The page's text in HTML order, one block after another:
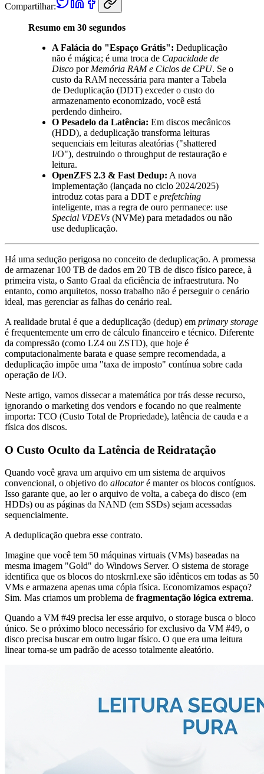
Compartilhar:
Resumo em 30 segundos
A Falácia do "Espaço Grátis": Deduplicação
não é mágica; é uma troca de Capacidade de
Disco por Memória RAM e Ciclos de CPU. Se o
custo da RAM necessária para manter a Tabela
de Deduplicação (DDT) exceder o custo do
armazenamento economizado, você está
perdendo dinheiro.
O Pesadelo da Latência: Em discos mecânicos
(HDD), a deduplicação transforma leituras
sequenciais em leituras aleatórias ("shattered
I/O"), destruindo o throughput de restauração e
leitura.
OpenZFS 2.3 & Fast Dedup: A nova
implementação (lançada no ciclo 2024/2025)
introduz cotas para a DDT e prefetching
inteligente, mas a regra de ouro permanece: use
Special VDEVs (NVMe) para metadados ou não
use deduplicação.
Há uma sedução perigosa no conceito de deduplicação. A promessa
de armazenar 100 TB de dados em 20 TB de disco físico parece, à
primeira vista, o Santo Graal da eficiência de infraestrutura. No
entanto, como arquitetos, nosso trabalho não é perseguir o cenário
ideal, mas gerenciar as falhas do cenário real.
A realidade brutal é que a deduplicação (dedup) em primary storage
é frequentemente um erro de cálculo financeiro e técnico. Diferente
da compressão (como LZ4 ou ZSTD), que hoje é
computacionalmente barata e quase sempre recomendada, a
deduplicação impõe uma "taxa de imposto" contínua sobre cada
operação de I/O.
Neste artigo, vamos dissecar a matemática por trás desse recurso,
ignorando o marketing dos vendors e focando no que realmente
importa: TCO (Custo Total de Propriedade), latência de cauda e a
física dos discos.
O Custo Oculto da Latência de Reidratação
Quando você grava um arquivo em um sistema de arquivos
convencional, o objetivo do allocatoré manter os blocos contíguos.
Isso garante que, ao ler o arquivo de volta, a cabeça do disco (em
HDDs) ou as páginas da NAND (em SSDs) sejam acessadas
sequencialmente.
A deduplicação quebra esse contrato.
Imagine que você tem 50 máquinas virtuais (VMs) baseadas na
mesma imagem "Gold" do Windows Server. O sistema de storage
identifica que os blocos do ntoskrnl.exe são idênticos em todas as 50
VMs e armazena apenas uma cópia física. Economizamos espaço?
Sim. Mas criamos um problema de fragmentação lógica extrema.
Quando a VM #49 precisa ler esse arquivo, o storage busca o bloco
único. Se o próximo bloco necessário for exclusivo da VM #49, o
disco precisa buscar em outro lugar físico. O que era uma leitura
linear torna-se um padrão de acesso totalmente aleatório.